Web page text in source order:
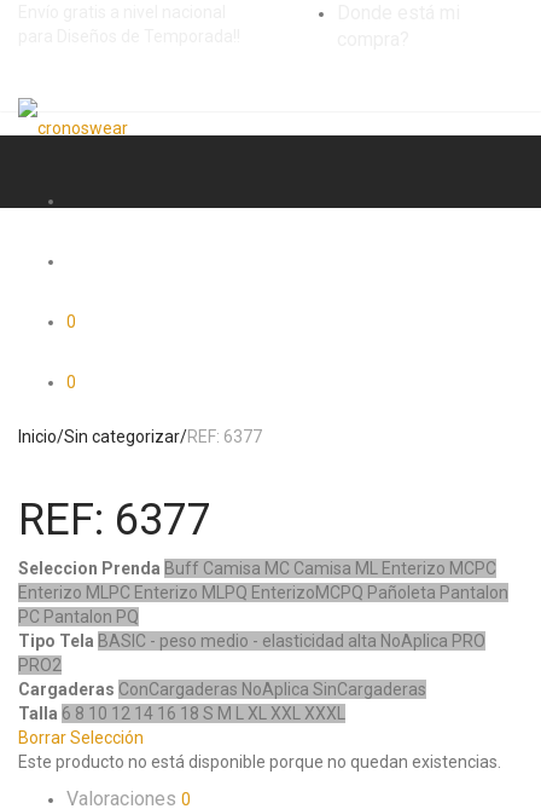
0
0
Inicio/Sin categorizar/REF: 6377
REF: 6377
Seleccion Prenda Buff Camisa MC Camisa ML Enterizo MCPC
Enterizo MLPC Enterizo MLPQ EnterizoMCPQ Pañoleta Pantalon
PC Pantalon PQ
Tipo Tela BASIC - peso medio - elasticidad alta NoAplica PRO
PRO2
Cargaderas ConCargaderas NoAplica SinCargaderas
Talla 6 8 10 12 14 16 18 S M L XL XXL XXXL
Borrar Selección
Este producto no está disponible porque no quedan existencias.
Valoraciones 0